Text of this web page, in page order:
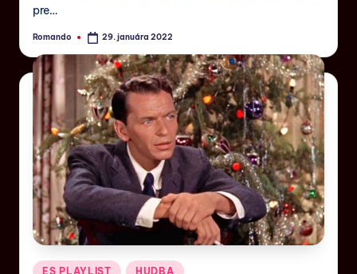
pre…
Romando 29. januára 2022
ES PLAYLIST HUDBA